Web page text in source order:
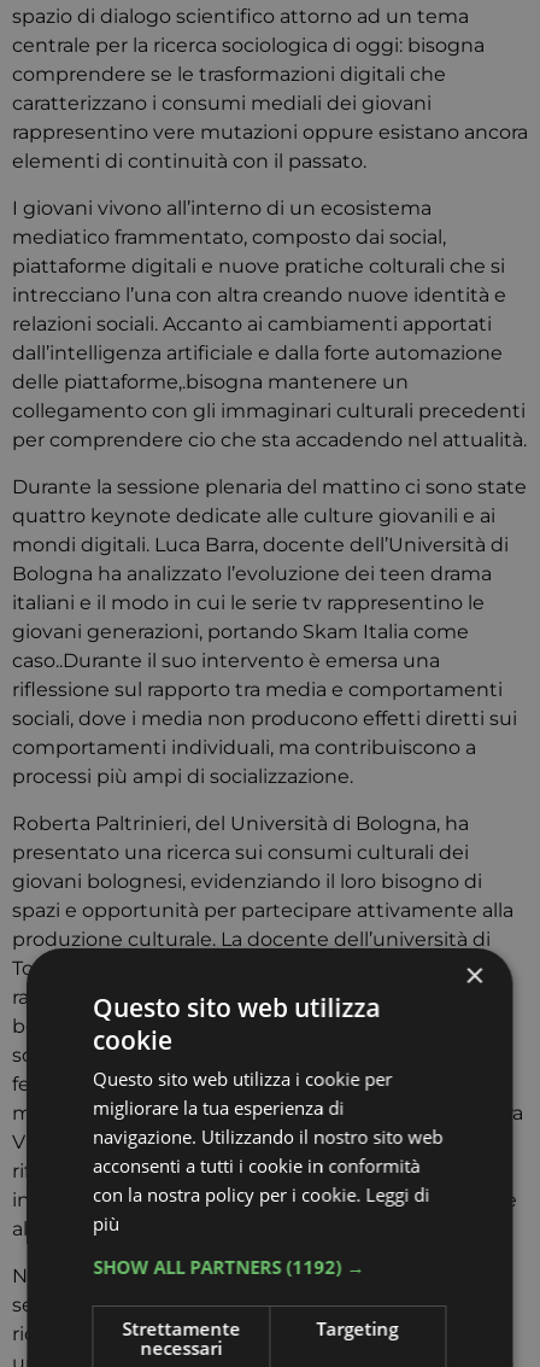
spazio di dialogo scientifico attorno ad un tema
centrale per la ricerca sociologica di oggi: bisogna
comprendere se le trasformazioni digitali che
caratterizzano i consumi mediali dei giovani
rappresentino vere mutazioni oppure esistano ancora
elementi di continuità con il passato.
I giovani vivono all’interno di un ecosistema
mediatico frammentato, composto dai social,
piattaforme digitali e nuove pratiche colturali che si
intrecciano l’una con altra creando nuove identità e
relazioni sociali. Accanto ai cambiamenti apportati
dall’intelligenza artificiale e dalla forte automazione
delle piattaforme,.bisogna mantenere un
collegamento con gli immaginari culturali precedenti
per comprendere cio che sta accadendo nel attualità.
Durante la sessione plenaria del mattino ci sono state
quattro keynote dedicate alle culture giovanili e ai
mondi digitali. Luca Barra, docente dell’Università di
Bologna ha analizzato l’evoluzione dei teen drama
italiani e il modo in cui le serie tv rappresentino le
giovani generazioni, portando Skam Italia come
caso..Durante il suo intervento è emersa una
riflessione sul rapporto tra media e comportamenti
sociali, dove i media non producono effetti diretti sui
comportamenti individuali, ma contribuiscono a
processi più ampi di socializzazione.
Roberta Paltrinieri, del Università di Bologna, ha
presentato una ricerca sui consumi culturali dei
giovani bolognesi, evidenziando il loro bisogno di
spazi e opportunità per partecipare attivamente alla
produzione culturale. La docente dell’università di
Torino, Gabriella Taddeo ha invece affrontato il
rapporto tra algoritmi, piattaforme digitali e
benessere sociale, ha affrontato il tema relativo al
social media ban per i minori e sottolineando come
fenomeni quali le fake news, misoginia online e
manosfera abbiano radici sociali più profonde. Debora
Viviani dell’università di Verona ha infine fatto una
riflessione sulla cultura del tatuaggi tra i giovani,
interpretandola come una espressione legata anche
alla costruzione dell’identità nei mondi digitali.
Nel pomeriggio il convegno è proseguito con sei
sessioni che parallelamente hanno coinvolto
ricercatori e ricercatrici provenienti da numerose
×
Questo sito web utilizza
cookie
Questo sito web utilizza i cookie per
migliorare la tua esperienza di
navigazione. Utilizzando il nostro sito web
acconsenti a tutti i cookie in conformità
con la nostra policy per i cookie. Leggi di
più
SHOW ALL PARTNERS(1192) →
Strettamente
necessari
Targeting